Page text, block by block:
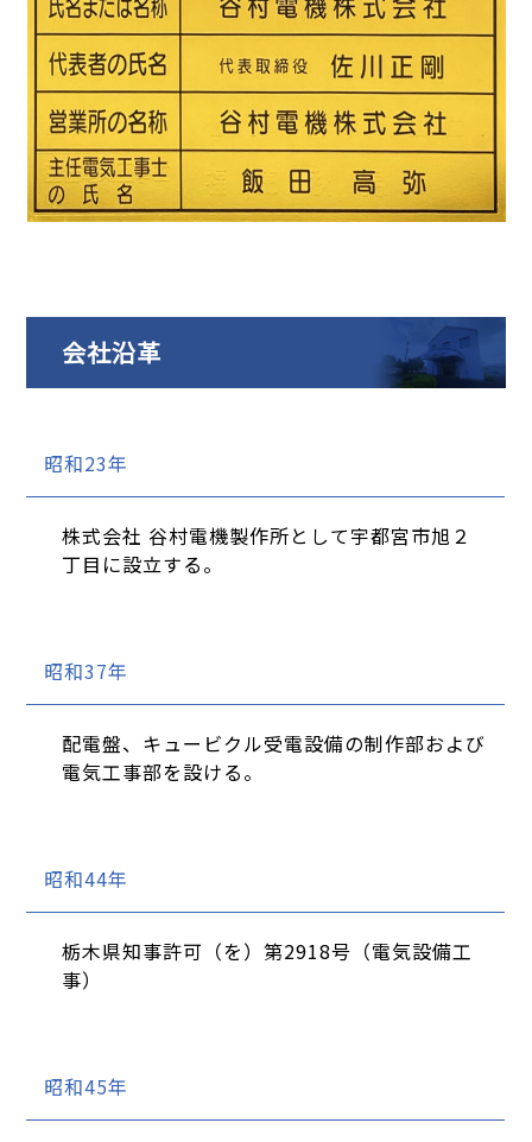
会社沿革
昭和23年
株式会社 谷村電機製作所として宇都宮市旭２
丁目に設立する。
昭和37年
配電盤、キュービクル受電設備の制作部および
電気工事部を設ける。
昭和44年
栃木県知事許可（を）第2918号（電気設備工
事）
昭和45年